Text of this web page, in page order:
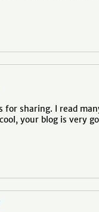
for sharing. I read
your blog is very